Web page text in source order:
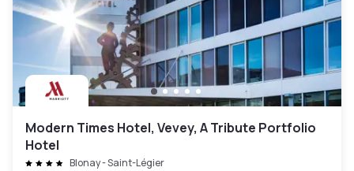
Modern Times Hotel, Vevey, A Tribute Portfolio
Hotel
Blonay - Saint-Légier